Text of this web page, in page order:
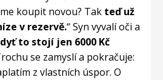
koupit novou? Tak teď už
v rezervě.“ Syn vyvalí oči a
to stojí jen 6000 Kč
se zamyslí a pokračuje:
z vlastních úspor. O